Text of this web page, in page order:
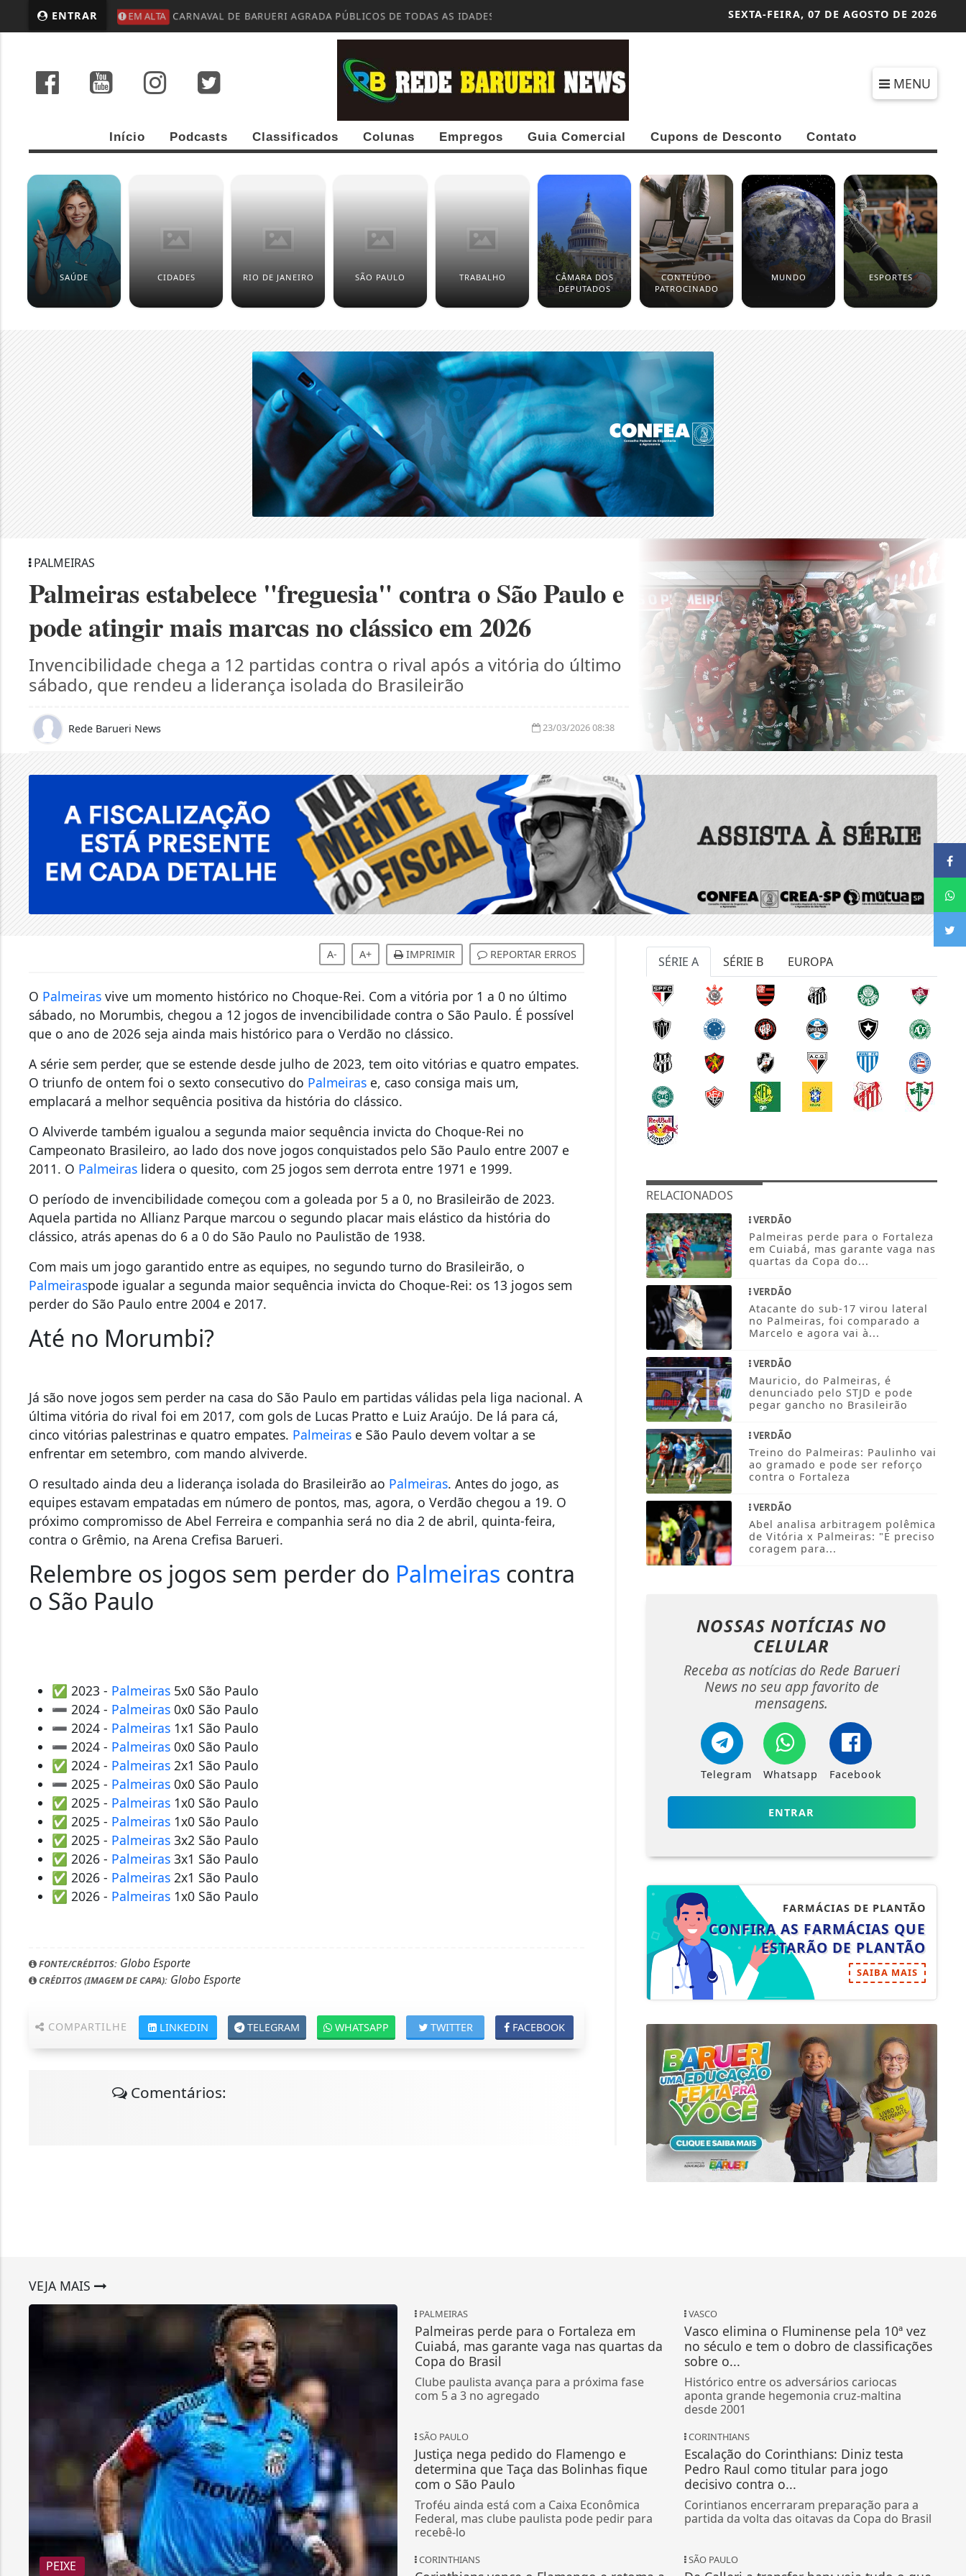
ENTRAR EM ALTA CARNAVAL DE BARUERI AGRADA PÚBLICOS DE TODAS AS IDADES SEXTA-FEIRA, 07 DE AGOSTO DE 2026
MENU
Início Podcasts Classificados Colunas Empregos Guia Comercial Cupons de Desconto Contato
SAÚDE CIDADES RIO DE JANEIRO SÃO PAULO TRABALHO
CÂMARA DOS
DEPUTADOS
CONTEÚDO
PATROCINADO
MUNDO ESPORTES
PALMEIRAS
Palmeiras estabelece "freguesia" contra o São Paulo e
pode atingir mais marcas no clássico em 2026
Invencibilidade chega a 12 partidas contra o rival após a vitória do último
sábado, que rendeu a liderança isolada do Brasileirão
vive um momento histórico no Choque-Rei. Com a vitória por 1 a 0 no último
sábado, no Morumbis, chegou a 12 jogos de invencibilidade contra o São Paulo. É possível
que o ano de 2026 seja ainda mais histórico para o Verdão no clássico.
A série sem perder, que se estende desde julho de 2023, tem oito vitórias e quatro empates.
O triunfo de ontem foi o sexto consecutivo do
Palmeiras e, caso consiga mais um,
emplacará a melhor sequência positiva da história do clássico.
O Alviverde também igualou a segunda maior sequência invicta do Choque-Rei no
Campeonato Brasileiro, ao lado dos nove jogos conquistados pelo São Paulo entre 2007 e
2011. O
Palmeiraslidera o quesito, com 25 jogos sem derrota entre 1971 e 1999.
O período de invencibilidade começou com a goleada por 5 a 0, no Brasileirão de 2023.
Aquela partida no Allianz Parque marcou o segundo placar mais elástico da história do
clássico, atrás apenas do 6 a 0 do São Paulo no Paulistão de 1938.
Com mais um jogo garantido entre as equipes, no segundo turno do Brasileirão, o
Palmeiras
pode igualar a segunda maior sequência invicta do Choque-Rei: os 13 jogos sem
perder do São Paulo entre 2004 e 2017.
Até no Morumbi?
última vitória do rival foi em 2017, com gols de Lucas Pratto e Luiz Araújo. De lá para cá,
cinco vitórias palestrinas e quatro empates.
Palmeiras e São Paulo devem voltar a se
enfrentar em setembro, com mando alviverde.
O resultado ainda deu a liderança isolada do Brasileirão ao
equipes estavam empatadas em número de pontos, mas, agora, o Verdão chegou a 19. O
próximo compromisso de Abel Ferreira e companhia será no dia 2 de abril, quinta-feira,
contra o Grêmio, na Arena Crefisa Barueri.
Relembre os jogos sem perder do
o São Paulo
➖ 2024 - Palmeiras
0x0 São Paulo
➖ 2024 - Palmeiras
1x1 São Paulo
➖ 2024 - Palmeiras
0x0 São Paulo
✅ 2024 - Palmeiras
2x1 São Paulo
➖ 2025 - Palmeiras
0x0 São Paulo
✅ 2025 - Palmeiras
1x0 São Paulo
✅ 2025 - Palmeiras
1x0 São Paulo
✅ 2025 - Palmeiras
3x2 São Paulo
✅ 2026 - Palmeiras
3x1 São Paulo
✅ 2026 - Palmeiras
2x1 São Paulo
✅ 2026 - Palmeiras 1x0 São Paulo
SÉRIE A SÉRIE B EUROPA
Palmeiras perde para o Fortaleza
em Cuiabá, mas garante vaga nas
quartas da Copa do...
VERDÃO
Atacante do sub-17 virou lateral
no Palmeiras, foi comparado a
Marcelo e agora vai à...
VERDÃO
Mauricio, do Palmeiras, é
denunciado pelo STJD e pode
pegar gancho no Brasileirão
VERDÃO
Treino do Palmeiras: Paulinho vai
ao gramado e pode ser reforço
contra o Fortaleza
VERDÃO
Abel analisa arbitragem polêmica
de Vitória x Palmeiras: "É preciso
coragem para...
CELULAR
Receba as notícias do Rede Barueri
News no seu app favorito de
mensagens.
Telegram Whatsapp Facebook
FARMÁCIAS DE PLANTÃO
CONFIRA AS FARMÁCIAS QUE
ESTARÃO DE PLANTÃO
SAIBA MAIS
PEIXE
Santos responde ao presidente do Remo
Cuiabá, mas garante vaga nas quartas da
Copa do Brasil
Clube paulista avança para a próxima fase
com 5 a 3 no agregado
no século e tem o dobro de classificações
sobre o...
Histórico entre os adversários cariocas
aponta grande hegemonia cruz-maltina
desde 2001
Justiça nega pedido do Flamengo e
determina que Taça das Bolinhas fique
com o São Paulo
Troféu ainda está com a Caixa Econômica
Federal, mas clube paulista pode pedir para
recebê-lo
CORINTHIANS
Pedro Raul como titular para jogo
decisivo contra o...
Corintianos encerraram preparação para a
partida da volta das oitavas da Copa do Brasil
CORINTHIANS
liderança do Brasileirão Feminino
De Calleri a transfer ban: veja tudo o que
o São Paulo tem para resolver nesta